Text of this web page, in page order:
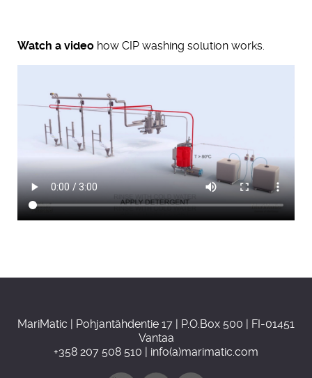
Watch a video how CIP washing solution works.
MariMatic | Pohjantähdentie 17 | P.O.Box 500 | FI-01451
Vantaa
+358 207 508 510 | info(a)marimatic.com